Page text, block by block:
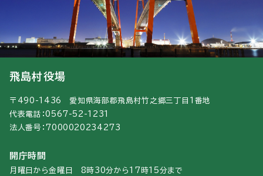
飛島村役場
〒490-1436 愛知県海部郡飛島村竹之郷三丁目1番地
代表電話：0567-52-1231
法人番号：7000020234273
開庁時間
月曜日から金曜日 8時30分から17時15分まで